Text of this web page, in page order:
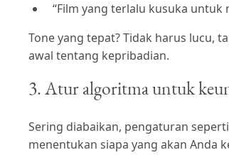
“Film yang terlalu kusuka untuk
Tone yang tepat? Tidak harus lucu,
awal tentang kepribadian.
3. Atur algoritma untuk
Sering diabaikan, pengaturan
menentukan siapa yang akan Anda